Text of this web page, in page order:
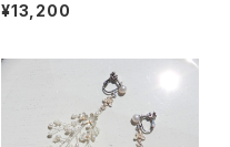
¥13,200